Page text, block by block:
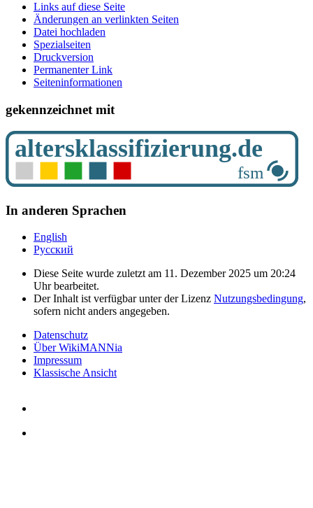
Links auf diese Seite
Änderungen an verlinkten Seiten
Datei hochladen
Spezialseiten
Druckversion
Permanenter Link
Seiten­­informationen
gekennzeichnet mit
In anderen Sprachen
English
Русский
Diese Seite wurde zuletzt am 11. Dezember 2025 um 20:24
Uhr bearbeitet.
Der Inhalt ist verfügbar unter der Lizenz Nutzungsbedingung,
sofern nicht anders angegeben.
Datenschutz
Über WikiMANNia
Impressum
Klassische Ansicht